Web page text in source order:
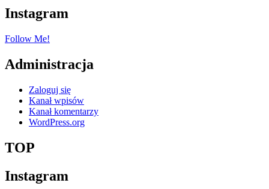
Instagram
Follow Me!
Administracja
Zaloguj się
Kanał wpisów
Kanał komentarzy
WordPress.org
TOP
Instagram